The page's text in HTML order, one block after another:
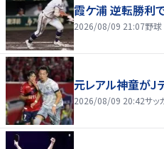
霞ケ浦 逆転勝利
2026/08/09 21:07野球
元レアル神童がJ
2026/08/09 20:42サッ